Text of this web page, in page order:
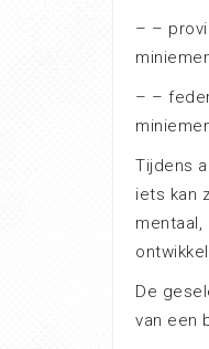
– –
– –
Tijdens
iets kan
De
van een